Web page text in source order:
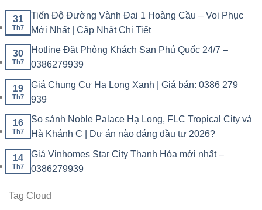
31
Th7
Tiến Độ Đường Vành Đai 1 Hoàng Cầu – Voi Phục
Mới Nhất | Cập Nhật Chi Tiết
30
Th7
Hotline Đặt Phòng Khách Sạn Phú Quốc 24/7 –
0386279939
19
Th7
Giá Chung Cư Hạ Long Xanh | Giá bán: 0386 279
939
16
Th7
So sánh Noble Palace Hạ Long, FLC Tropical City và
Hà Khánh C | Dự án nào đáng đầu tư 2026?
14
Th7
Giá Vinhomes Star City Thanh Hóa mới nhất –
0386279939
Tag Cloud